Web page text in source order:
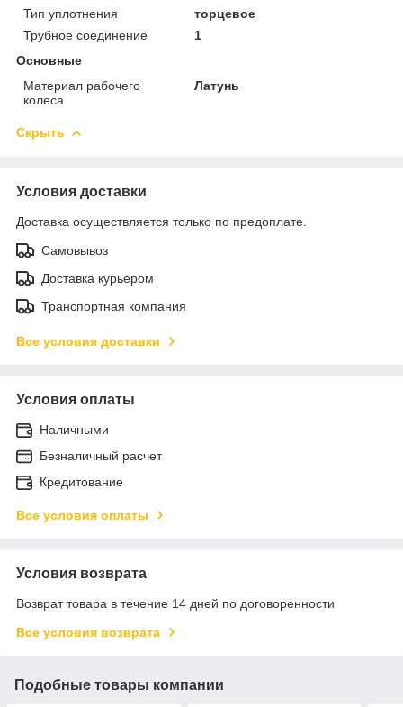
Тип уплотнения
торцевое
Трубное соединение
1
Основные
Материал рабочего
колеса
Латунь
Скрыть
Условия доставки
Доставка осуществляется только по предоплате.
Самовывоз
Доставка курьером
Транспортная компания
Все условия доставки
Условия оплаты
Наличными
Безналичный расчет
Кредитование
Все условия оплаты
Условия возврата
Возврат товара в течение 14 дней по договоренности
Все условия возврата
Подобные товары компании